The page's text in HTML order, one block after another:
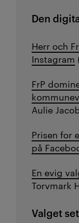
Den
Herr och
Instagram
FrP
Aulie
Prisen for
på
En evig
Torvmark
Valget